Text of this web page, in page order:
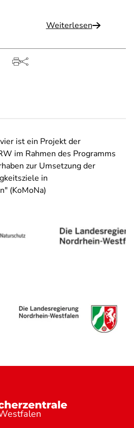
Weiterlesen
ist ein Projekt der
im Rahmen des Programms
zur Umsetzung der
in
(KoMoNa)